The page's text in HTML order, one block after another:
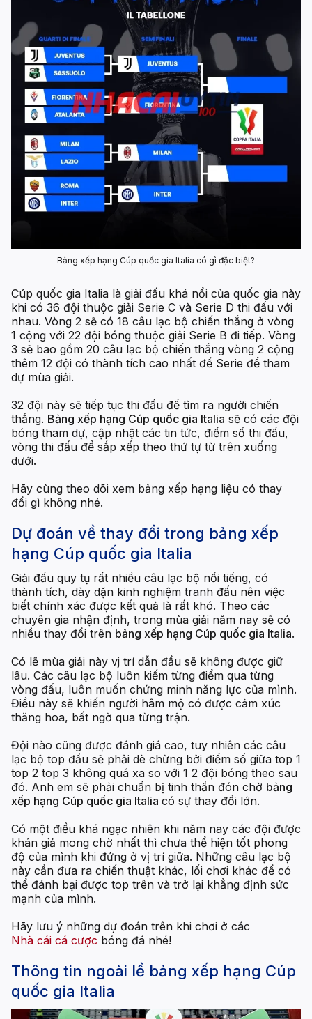
Bảng xếp hạng Cúp quốc gia Italia có gì đặc biệt?
Cúp quốc gia Italia là giải đấu khá nổi của quốc gia này
khi có 36 đội thuộc giải Serie C và Serie D thi đấu với
nhau. Vòng 2 sẽ có 18 câu lạc bộ chiến thắng ở vòng
1 cộng với 22 đội bóng thuộc giải Serie B đi tiếp. Vòng
3 sẽ bao gồm 20 câu lạc bộ chiến thắng vòng 2 cộng
thêm 12 đội có thành tích cao nhất để Serie để tham
dự mùa giải.
32 đội này sẽ tiếp tục thi đấu để tìm ra người chiến
thắng. Bảng xếp hạng Cúp quốc gia Italia sẽ có các đội
bóng tham dự, cập nhật các tin tức, điểm số thi đấu,
vòng thi đấu để sắp xếp theo thứ tự từ trên xuống
dưới.
Hãy cùng theo dõi xem bảng xếp hạng liệu có thay
đổi gì không nhé.
Dự đoán về thay đổi trong bảng xếp
hạng Cúp quốc gia Italia
Giải đấu quy tụ rất nhiều câu lạc bộ nổi tiếng, có
thành tích, dày dặn kinh nghiệm tranh đấu nên việc
biết chính xác được kết quả là rất khó. Theo các
chuyên gia nhận định, trong mùa giải năm nay sẽ có
nhiều thay đổi trên bảng xếp hạng Cúp quốc gia Italia.
Có lẽ mùa giải này vj trí dẫn đầu sẽ không được giữ
lâu. Các câu lạc bộ luôn kiếm từng điểm qua từng
vòng đấu, luôn muốn chứng minh năng lực của mình.
Điều này sẽ khiến người hâm mộ có được cảm xúc
thăng hoa, bất ngờ qua từng trận.
Đội nào cũng được đánh giá cao, tuy nhiên các câu
lạc bộ top đầu sẽ phải dè chừng bởi điểm số giữa top 1
top 2 top 3 không quá xa so với 1 2 đội bóng theo sau
đó. Anh em sẽ phải chuẩn bị tinh thần đón chờ bảng
xếp hạng Cúp quốc gia Italia có sự thay đổi lớn.
Có một điều khá ngạc nhiên khi năm nay các đội được
khán giả mong chờ nhất thì chưa thể hiện tốt phong
độ của mình khi đứng ở vị trí giữa. Những câu lạc bộ
này cần đưa ra chiến thuật khác, lối chơi khác để có
thể đánh bại được top trên và trở lại khẳng định sức
mạnh của mình.
Hãy lưu ý những dự đoán trên khi chơi ở các
Nhà cái cá cược bóng đá nhé!
Thông tin ngoài lề bảng xếp hạng Cúp
quốc gia Italia